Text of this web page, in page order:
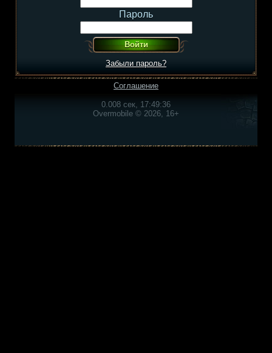
Пароль
Забыли пароль?
Соглашение
0.008 сек, 17:49:36
Overmobile © 2026, 16+